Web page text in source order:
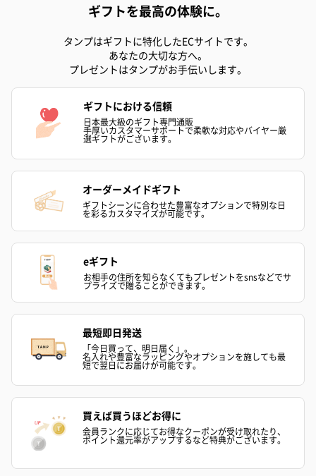
シーズンブーケ（ひま
ブーケ（ホワイトグリ
ドライフラワー・プリザーブドフラワー
自然のお花で作ったドライフラワー・プリザーブドフラワーを同
梱します。
一部花材が写真と異なる場合がございます。予めご了承くださ
い。パッケージに入れてお届けします。
プリザーブドフラワー
ブーケ（ピンク）
（2,580円）
プリザーブドフラワー
（2,580円）
アミュレット
ク）（1,500
愛らしいぬいぐるみを同梱してお届けします。
誕生日・記念日・出産祝いなどのシーンにおすすめです。
ギフトを最高の体験に。
タンプはギフトに特化したECサイトです。
あなたの大切な方へ。
プレゼントはタンプがお手伝いします。
ギフトにおける信頼
日本最大級のギフト専門通販
手厚いカスタマーサポートで柔軟な対応やバイヤー厳
選ギフトがございます。
オーダーメイドギフト
ギフトシーンに合わせた豊富なオプションで特別な日
を彩るカスタマイズが可能です。
eギフト
お相手の住所を知らなくてもプレゼントをsnsなどでサ
プライズで贈ることができます。
最短即日発送
「今日買って、明日届く」。
名入れや豊富なラッピングやオプションを施しても最
短で翌日にお届けが可能です。
買えば買うほどお得に
会員ランクに応じてお得なクーポンが受け取れたり、
ポイント還元率がアップするなど特典がございます。